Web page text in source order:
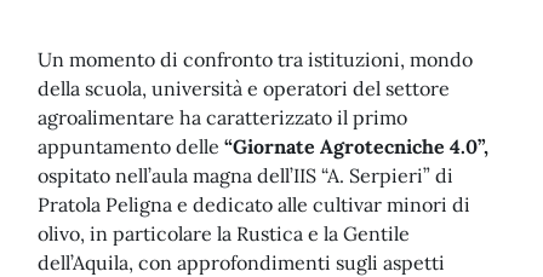
Un momento di confronto tra istituzioni, mondo
della scuola, università e operatori del settore
agroalimentare ha caratterizzato il primo
appuntamento delle “Giornate Agrotecniche 4.0”,
ospitato nell’aula magna dell’IIS “A. Serpieri” di
Pratola Peligna e dedicato alle cultivar minori di
olivo, in particolare la Rustica e la Gentile
dell’Aquila, con approfondimenti sugli aspetti